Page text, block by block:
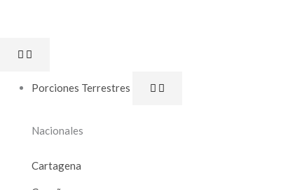
Porciones Terrestres
Nacionales
Cartagena